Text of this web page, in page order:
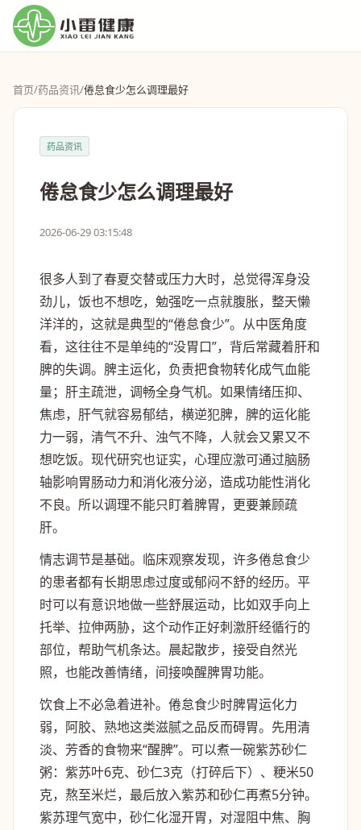
首页/药品资讯/倦怠食少怎么调理最好
药品资讯
倦怠食少怎么调理最好
2026-06-29 03:15:48
很多人到了春夏交替或压力大时，总觉得浑身没
劲儿，饭也不想吃，勉强吃一点就腹胀，整天懒
洋洋的，这就是典型的“倦怠食少”。从中医角度
看，这往往不是单纯的“没胃口”，背后常藏着肝和
脾的失调。脾主运化，负责把食物转化成气血能
量；肝主疏泄，调畅全身气机。如果情绪压抑、
焦虑，肝气就容易郁结，横逆犯脾，脾的运化能
力一弱，清气不升、浊气不降，人就会又累又不
想吃饭。现代研究也证实，心理应激可通过脑肠
轴影响胃肠动力和消化液分泌，造成功能性消化
不良。所以调理不能只盯着脾胃，更要兼顾疏
肝。
情志调节是基础。临床观察发现，许多倦怠食少
的患者都有长期思虑过度或郁闷不舒的经历。平
时可以有意识地做一些舒展运动，比如双手向上
托举、拉伸两胁，这个动作正好刺激肝经循行的
部位，帮助气机条达。晨起散步，接受自然光
照，也能改善情绪，间接唤醒脾胃功能。
饮食上不必急着进补。倦怠食少时脾胃运化力
弱，阿胶、熟地这类滋腻之品反而碍胃。先用清
淡、芳香的食物来“醒脾”。可以煮一碗紫苏砂仁
粥：紫苏叶6克、砂仁3克（打碎后下）、粳米50
克，熬至米烂，最后放入紫苏和砂仁再煮5分钟。
紫苏理气宽中，砂仁化湿开胃，对湿阻中焦、胸